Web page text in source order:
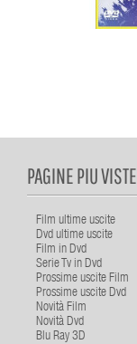
PAGINE PIU VISTE
Film ultime uscite
Dvd ultime uscite
Film in Dvd
Serie Tv in Dvd
Prossime uscite Film
Prossime uscite Dvd
Novità Film
Novità Dvd
Blu Ray 3D